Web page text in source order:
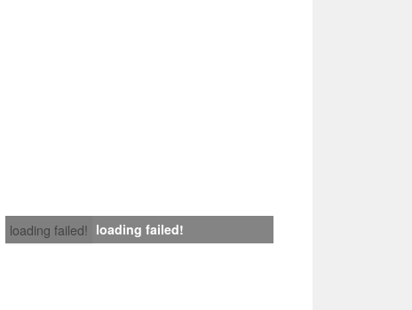
loading failed! loading failed!